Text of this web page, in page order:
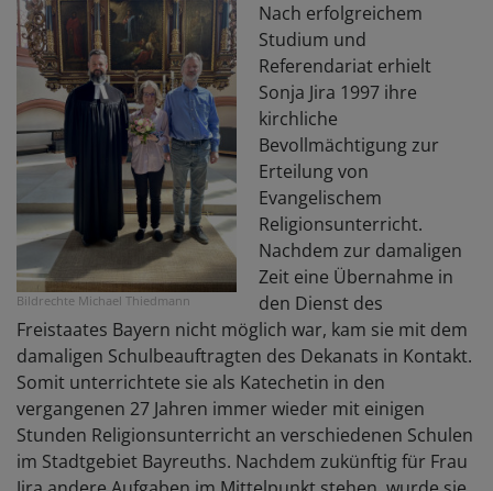
Bildrechte Michael Thiedmann
Nach erfolgreichem
Studium und
Referendariat erhielt
Sonja Jira 1997 ihre
kirchliche
Bevollmächtigung zur
Erteilung von
Evangelischem
Religionsunterricht.
Nachdem zur damaligen
Zeit eine Übernahme in
den Dienst des
Freistaates Bayern nicht möglich war, kam sie mit dem
damaligen Schulbeauftragten des Dekanats in Kontakt.
Somit unterrichtete sie als Katechetin in den
vergangenen 27 Jahren immer wieder mit einigen
Stunden Religionsunterricht an verschiedenen Schulen
im Stadtgebiet Bayreuths. Nachdem zukünftig für Frau